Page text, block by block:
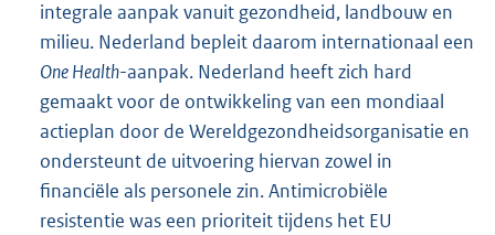
integrale aanpak vanuit gezondheid, landbouw en
milieu. Nederland bepleit daarom internationaal een
One Health-aanpak. Nederland heeft zich hard
gemaakt voor de ontwikkeling van een mondiaal
actieplan door de Wereldgezondheidsorganisatie en
ondersteunt de uitvoering hiervan zowel in
financiële als personele zin. Antimicrobiële
resistentie was een prioriteit tijdens het EU